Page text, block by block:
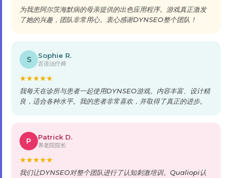
为我患阿尔茨海默病的母亲提供的出色应用程序。游戏真正激发
了她的兴趣，团队非常用心。衷心感谢DYNSEO整个团队！
S Sophie R.
言语治疗师
★★★★★
我每天在诊所与患者一起使用DYNSEO游戏。内容丰富、设计精
良，适合各种水平。我的患者非常喜欢，并取得了真正的进步。
P Patrick D.
养老院院长
★★★★★
我们让DYNSEO对整个团队进行了认知刺激培训。Qualiopi认